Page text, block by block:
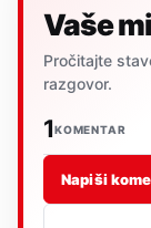
Vaše
Pročitajte
razgovor.
1KOMENTAR
Napiši